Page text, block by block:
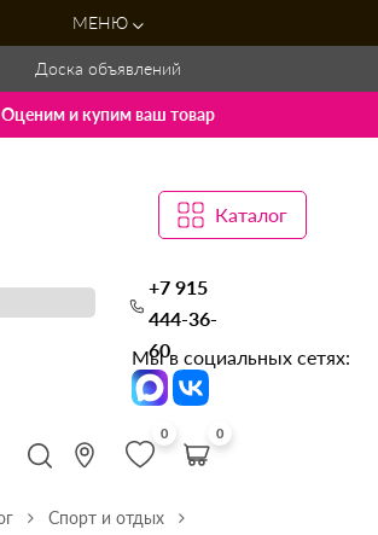
МЕНЮ
Доска объявлений
Оценим и купим ваш товар
Каталог
+7 915
444-36-
60
Мы в социальных сетях:
0 0
Спорт и отдых